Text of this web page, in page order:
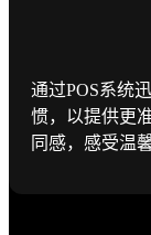
通过POS系统
惯，以提供更
同感，感受温